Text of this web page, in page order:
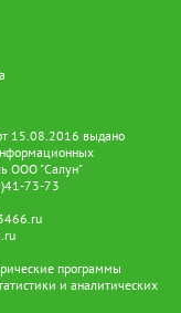
15.08.2016 выдано
ООО "Салун"
73-73
программы
и аналитических